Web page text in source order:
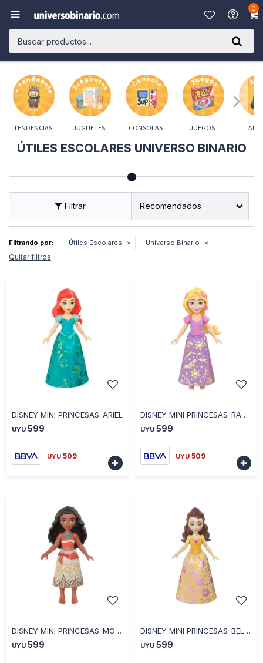
0

TENDENCIAS JUGUETES CONSOLAS JUEGOS
ÚTILES ESCOLARES UNIVERSO BINARIO
Recomendados
Filtrando por: Útiles Escolares Universo Binario
Quitar filtros
DISNEY MINI PRINCESAS-ARIEL
UYU 599
UYU 509

DISNEY MINI PRINCESAS-RAPUNZEL
UYU 599
UYU 509

DISNEY MINI PRINCESAS-MOANA
UYU 599
DISNEY MINI PRINCESAS-BELLA
UYU 599